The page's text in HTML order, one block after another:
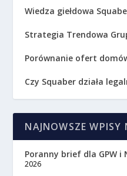
Wiedza giełdowa
Strategia Trendowa
Porównanie ofert
Czy Squaber działa
NAJNOWSZE
Poranny brief dla GPW i
2026